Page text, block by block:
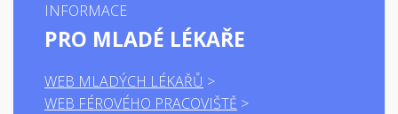
INFORMACE
PRO MLADÉ LÉKAŘE
WEB MLADÝCH LÉKAŘŮ
WEB FÉROVÉHO PRACOVIŠTĚ